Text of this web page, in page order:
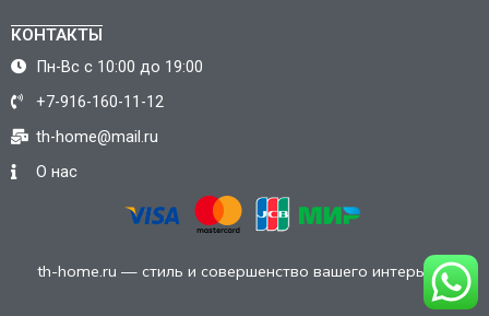
КОНТАКТЫ
Пн-Вс с 10:00 до 19:00
+7-916-160-11-12
th-home@mail.ru
О нас
th-home.ru — стиль и совершенство вашего интерьера